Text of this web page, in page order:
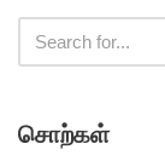
சொற்கள்